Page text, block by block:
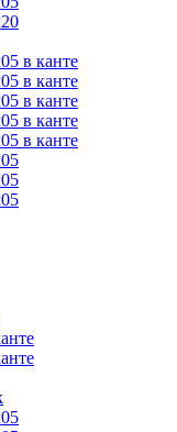
в канте
в канте
в канте
в канте
в канте